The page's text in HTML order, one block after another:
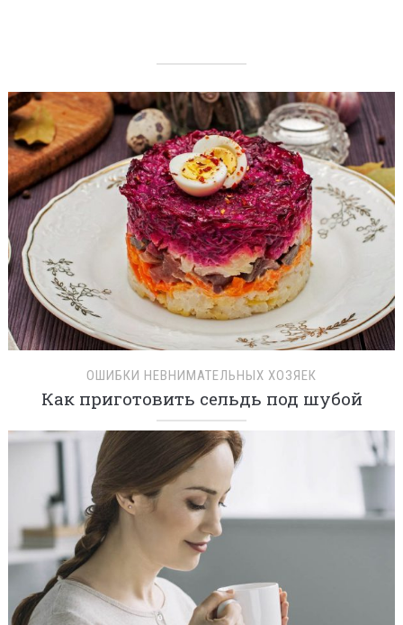
ОШИБКИ НЕВНИМАТЕЛЬНЫХ ХОЗЯЕК
Как приготовить сельдь под шубой